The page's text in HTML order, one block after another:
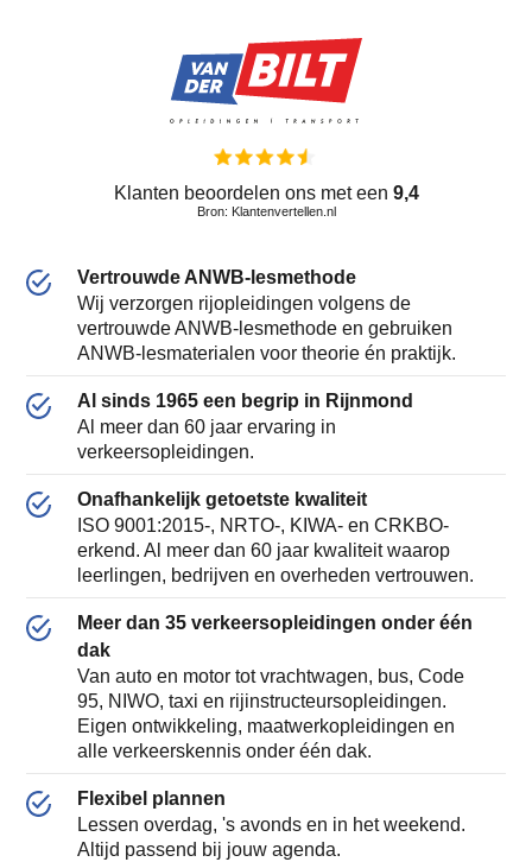
Klanten beoordelen ons met een 9,4
Bron: Klantenvertellen.nl
Vertrouwde ANWB-lesmethode
Wij verzorgen rijopleidingen volgens de
vertrouwde ANWB-lesmethode en gebruiken
ANWB-lesmaterialen voor theorie én praktijk.
Al sinds 1965 een begrip in Rijnmond
Al meer dan 60 jaar ervaring in
verkeersopleidingen.
Onafhankelijk getoetste kwaliteit
ISO 9001:2015-, NRTO-, KIWA- en CRKBO-
erkend. Al meer dan 60 jaar kwaliteit waarop
leerlingen, bedrijven en overheden vertrouwen.
Meer dan 35 verkeersopleidingen onder één
dak
Van auto en motor tot vrachtwagen, bus, Code
95, NIWO, taxi en rijinstructeursopleidingen.
Eigen ontwikkeling, maatwerkopleidingen en
alle verkeerskennis onder één dak.
Flexibel plannen
Lessen overdag, 's avonds en in het weekend.
Altijd passend bij jouw agenda.